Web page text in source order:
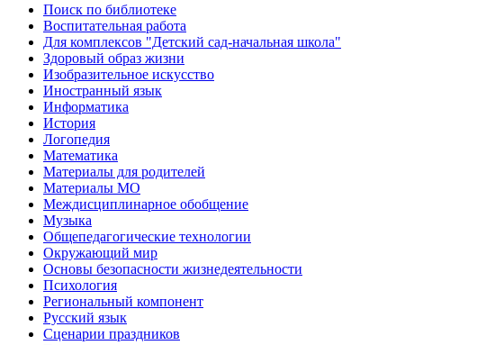
Поиск по библиотеке
Воспитательная работа
Для комплексов "Детский сад-начальная школа"
Здоровый образ жизни
Изобразительное искусство
Иностранный язык
Информатика
История
Логопедия
Математика
Материалы для родителей
Материалы МО
Междисциплинарное обобщение
Музыка
Общепедагогические технологии
Окружающий мир
Основы безопасности жизнедеятельности
Психология
Региональный компонент
Русский язык
Сценарии праздников